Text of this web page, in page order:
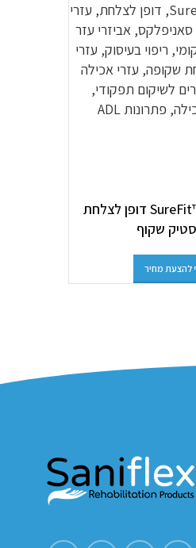
SureFit™ Food Guard דופן לצלחת
שקוף
להצעת מחיר